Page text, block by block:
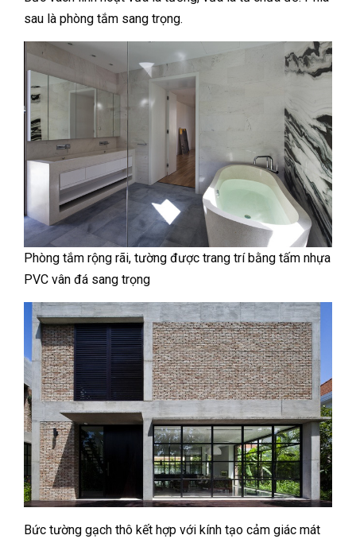
sau là phòng tắm sang trọng.
Phòng tắm rộng rãi, tường được trang trí bằng tấm nhựa
PVC vân đá sang trọng
Bức tường gạch thô kết hợp với kính tạo cảm giác mát